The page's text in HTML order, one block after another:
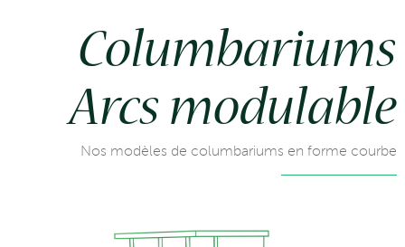
Columbariums
Arcs modulable
Nos modèles de columbariums en forme courbe